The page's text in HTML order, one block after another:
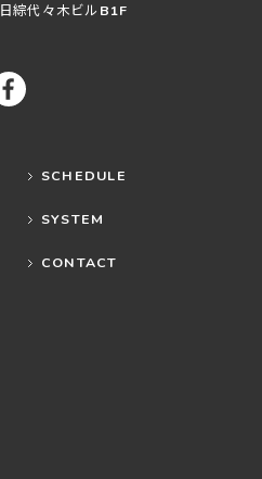
日綜代々木ビルB1F
SCHEDULE
SYSTEM
CONTACT